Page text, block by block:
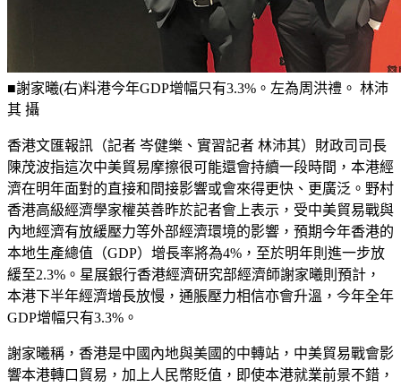
■謝家曦(右)料港今年GDP增幅只有3.3%。左為周洪禮。 林沛
其 攝
香港文匯報訊（記者 岑健樂、實習記者 林沛其）財政司司長
陳茂波指這次中美貿易摩擦很可能還會持續一段時間，本港經
濟在明年面對的直接和間接影響或會來得更快、更廣泛。野村
香港高級經濟學家權英善昨於記者會上表示，受中美貿易戰與
內地經濟有放緩壓力等外部經濟環境的影響，預期今年香港的
本地生產總值（GDP）增長率將為4%，至於明年則進一步放
緩至2.3%。星展銀行香港經濟研究部經濟師謝家曦則預計，
本港下半年經濟增長放慢，通脹壓力相信亦會升溫，今年全年
GDP增幅只有3.3%。
謝家曦稱，香港是中國內地與美國的中轉站，中美貿易戰會影
響本港轉口貿易，加上人民幣貶值，即使本港就業前景不錯，